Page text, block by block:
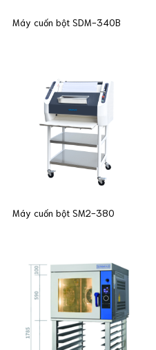
Máy cuốn bột SDM-340B
Máy cuốn bột SM2-380